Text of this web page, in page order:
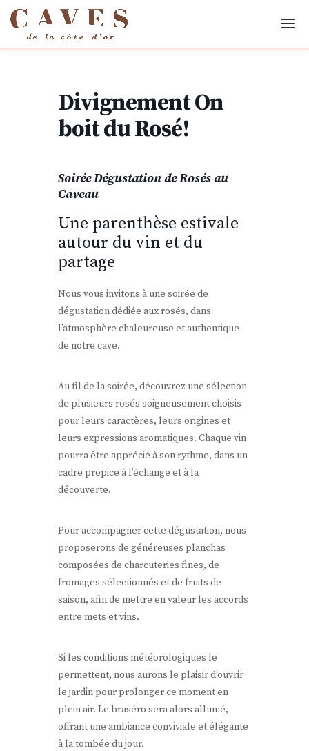
Divignement On
boit du Rosé!
Soirée Dégustation de Rosés au
Caveau
Une parenthèse estivale
autour du vin et du
partage
Nous vous invitons à une soirée de
dégustation dédiée aux rosés, dans
l’atmosphère chaleureuse et authentique
de notre cave.
Au fil de la soirée, découvrez une sélection
de plusieurs rosés soigneusement choisis
pour leurs caractères, leurs origines et
leurs expressions aromatiques. Chaque vin
pourra être apprécié à son rythme, dans un
cadre propice à l’échange et à la
découverte.
Pour accompagner cette dégustation, nous
proposerons de généreuses planchas
composées de charcuteries fines, de
fromages sélectionnés et de fruits de
saison, afin de mettre en valeur les accords
entre mets et vins.
Si les conditions météorologiques le
permettent, nous aurons le plaisir d’ouvrir
le jardin pour prolonger ce moment en
plein air. Le braséro sera alors allumé,
offrant une ambiance conviviale et élégante
à la tombée du jour.